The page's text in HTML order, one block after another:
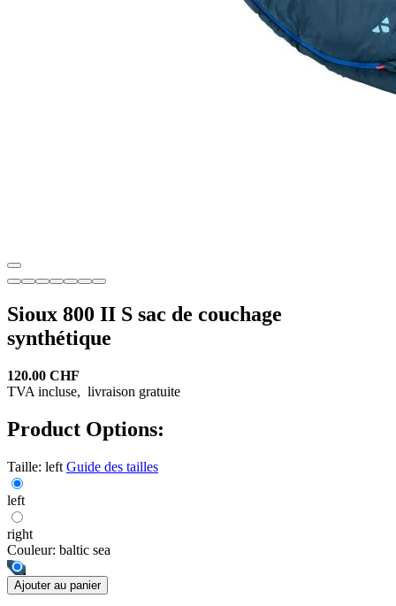
Sioux 800 II S sac de couchage
synthétique
120.00 CHF
TVA incluse, livraison gratuite
Product Options:
Taille: left Guide des tailles
left
right
Couleur: baltic sea
Ajouter au panier